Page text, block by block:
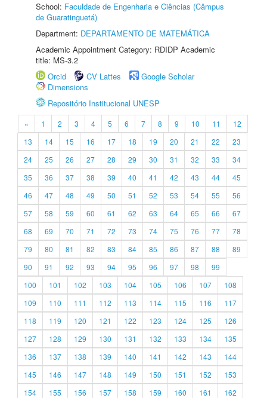
School: Faculdade de Engenharia e Ciências (Câmpus
de Guaratinguetá)
Department: DEPARTAMENTO DE MATEMÁTICA
Academic Appointment Category: RDIDP Academic
title: MS-3.2
Orcid
CV Lattes
Google Scholar
Dimensions
Repositório Institucional UNESP
« 1 2 3 4 5 6 7 8 9 10 11
12
13
14 15 16 17 18 19 20 21 22
23
24
25 26 27 28 29 30 31 32 33
34
35
36 37 38 39 40 41 42 43 44
45
46
47 48 49 50 51 52 53 54 55
56
57
58 59 60 61 62 63 64 65 66
67
68
69 70 71 72 73 74 75 76 77
78
79
80 81 82 83 84 85 86 87 88
89
90
91 92 93 94 95 96 97 98
99
100
101 102 103 104 105 106 107
108
109
110 111 112 113 114 115 116
117
118
119 120 121 122 123 124 125
126
127
128 129 130 131 132 133 134
135
136
137 138 139 140 141 142 143
144
145
146 147 148 149 150 151 152
153
154
155 156 157 158 159 160 161
162